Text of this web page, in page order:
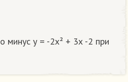
минус у = -2х² + 3х -2 при